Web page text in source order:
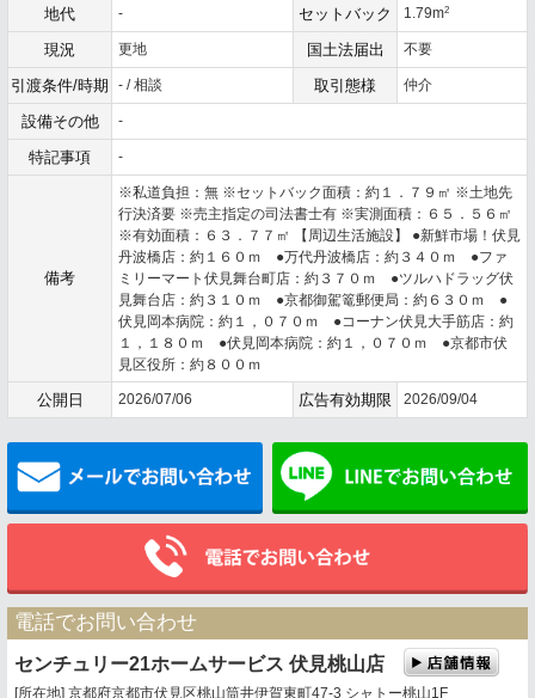
地代 - セットバック 1.79m2
現況 更地 国土法届出 不要
引渡条件/時期 - / 相談 取引態様 仲介
設備その他 -
特記事項 -
備考
※私道負担：無 ※セットバック面積：約１．７９㎡ ※土地先
行決済要 ※売主指定の司法書士有 ※実測面積：６５．５６㎡
※有効面積：６３．７７㎡ 【周辺生活施設】 ●新鮮市場！伏見
丹波橋店：約１６０ｍ ●万代丹波橋店：約３４０ｍ ●ファ
ミリーマート伏見舞台町店：約３７０ｍ ●ツルハドラッグ伏
見舞台店：約３１０ｍ ●京都御駕篭郵便局：約６３０ｍ ●
伏見岡本病院：約１，０７０ｍ ●コーナン伏見大手筋店：約
１，１８０ｍ ●伏見岡本病院：約１，０７０ｍ ●京都市伏
見区役所：約８００ｍ
公開日 2026/07/06 広告有効期限 2026/09/04
メールでお問い合わせ
電話でお問い合わせ
センチュリー21ホームサービス 伏見桃山店
[所在地] 京都府京都市伏見区桃山筒井伊賀東町47-3 シャトー桃山1F